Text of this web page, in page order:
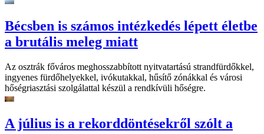
Bécsben is számos intézkedés lépett életbe
a brutális meleg miatt
Az osztrák főváros meghosszabbított nyitvatartású strandfürdőkkel,
ingyenes fürdőhelyekkel, ivókutakkal, hűsítő zónákkal és városi
hőségriasztási szolgálattal készül a rendkívüli hőségre.
A július is a rekorddöntésekről szólt a